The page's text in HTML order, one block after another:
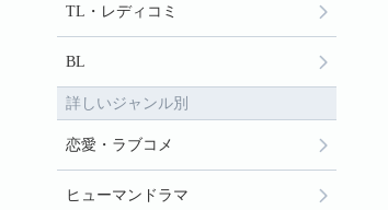
TL・レディコミ
BL
詳しいジャンル別
恋愛・ラブコメ
ヒューマンドラマ